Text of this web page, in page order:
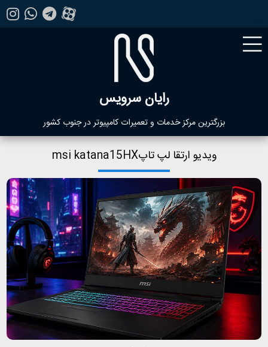
رایان سرویس
بزرگترین مرکز خدمات و تعمیرات کامپیوتر در جنوب کشور
ویدیو ارتقا لپ تاپmsi katana15HX